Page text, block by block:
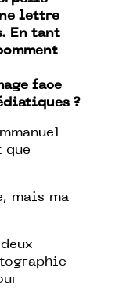
lettre
En tant
face
?
que
mais ma